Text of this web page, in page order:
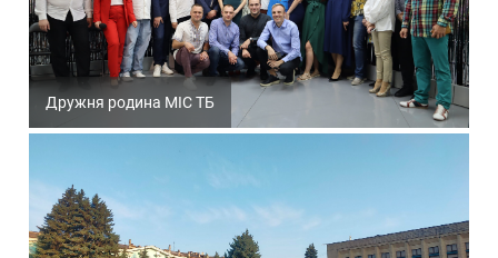
Дружня родина МІС ТБ